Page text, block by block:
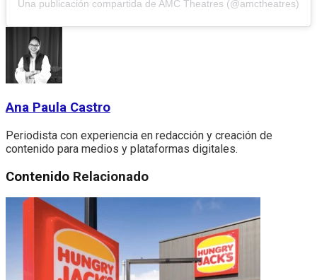
Una publicación compartida de AMC Theatres (@amctheatres)
Ana Paula Castro
Periodista con experiencia en redacción y creación de
contenido para medios y plataformas digitales.
Contenido Relacionado